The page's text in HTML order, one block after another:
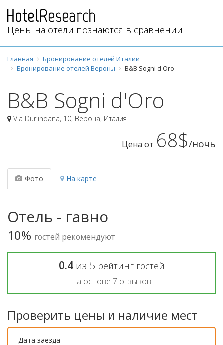
Цены на отели познаются в сравнении
Главная
Бронирование отелей Италии
Бронирование отелей Вероны
B&B Sogni d'Oro
B&B Sogni d'Oro
Via Durlindana, 10, Верона, Италия
Цена от 68$/ночь
Фото На карте
Отель - гавно
10% гостей рекомендуют
0.4из 5 рейтинг гостей
на основе 7 отзывов
Проверить цены и наличие мест
Дата заезда